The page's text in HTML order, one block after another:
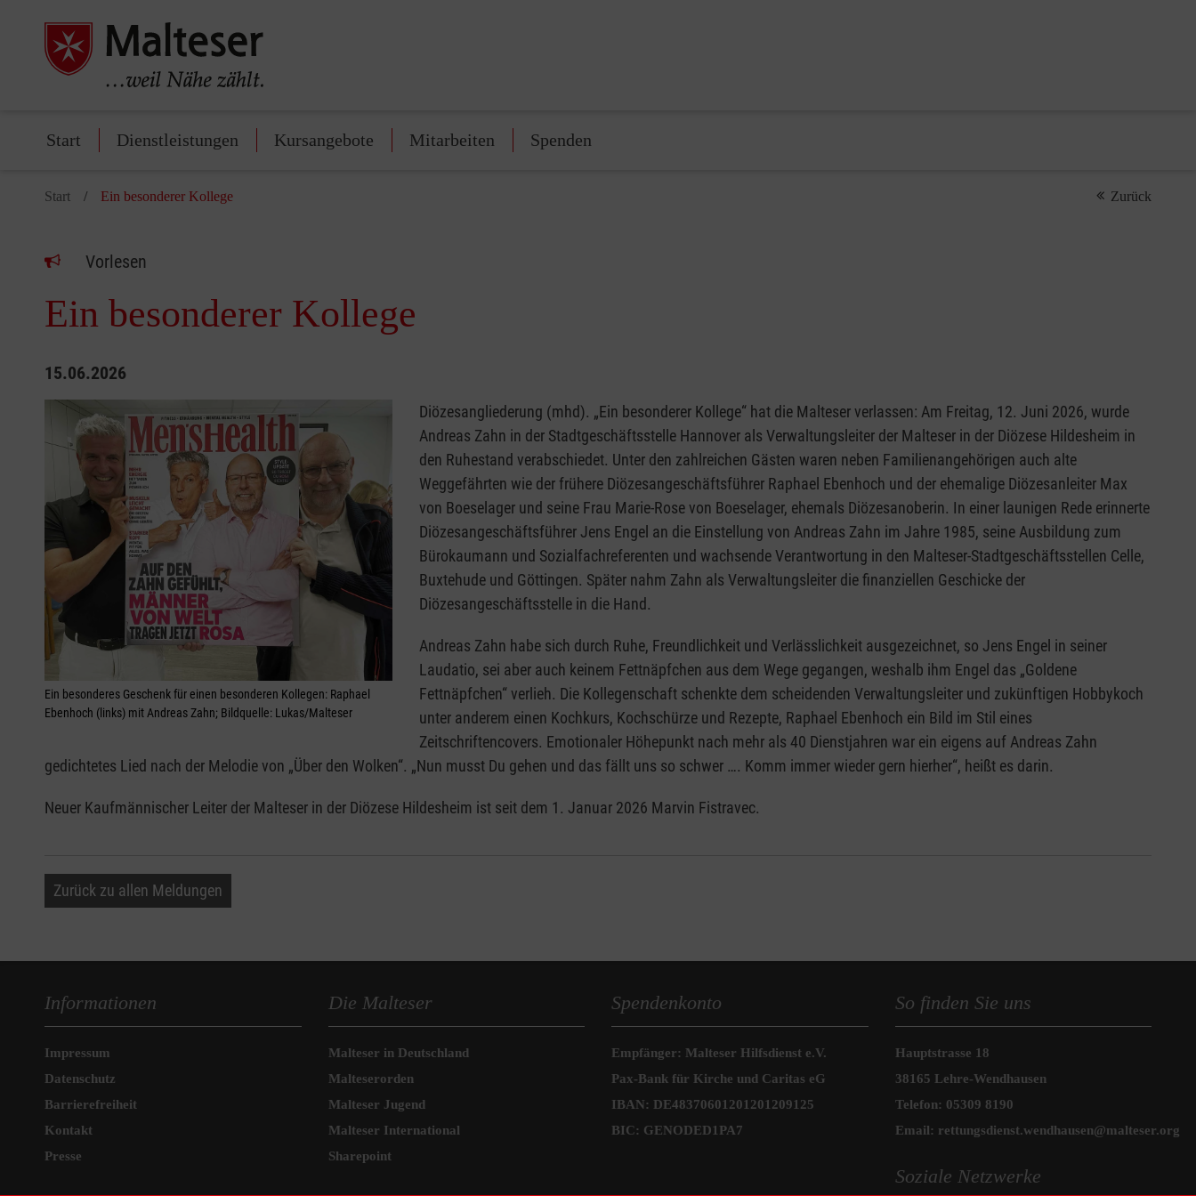
Start Dienstleistungen Kursangebote Mitarbeiten Spenden
Start Ein besonderer Kollege Zurück
Vorlesen
Ein besonderer Kollege
15.06.2026
Ein besonderes Geschenk für einen besonderen Kollegen: Raphael
Ebenhoch (links) mit Andreas Zahn; Bildquelle: Lukas/Malteser
Diözesangliederung (mhd). „Ein besonderer Kollege“ hat die Malteser verlassen: Am Freitag, 12. Juni 2026, wurde
Andreas Zahn in der Stadtgeschäftsstelle Hannover als Verwaltungsleiter der Malteser in der Diözese Hildesheim in
den Ruhestand verabschiedet. Unter den zahlreichen Gästen waren neben Familienangehörigen auch alte
Weggefährten wie der frühere Diözesangeschäftsführer Raphael Ebenhoch und der ehemalige Diözesanleiter Max
von Boeselager und seine Frau Marie-Rose von Boeselager, ehemals Diözesanoberin. In einer launigen Rede erinnerte
Diözesangeschäftsführer Jens Engel an die Einstellung von Andreas Zahn im Jahre 1985, seine Ausbildung zum
Bürokaumann und Sozialfachreferenten und wachsende Verantwortung in den Malteser-Stadtgeschäftsstellen Celle,
Buxtehude und Göttingen. Später nahm Zahn als Verwaltungsleiter die finanziellen Geschicke der
Diözesangeschäftsstelle in die Hand.
Andreas Zahn habe sich durch Ruhe, Freundlichkeit und Verlässlichkeit ausgezeichnet, so Jens Engel in seiner
Laudatio, sei aber auch keinem Fettnäpfchen aus dem Wege gegangen, weshalb ihm Engel das „Goldene
Fettnäpfchen“ verlieh. Die Kollegenschaft schenkte dem scheidenden Verwaltungsleiter und zukünftigen Hobbykoch
unter anderem einen Kochkurs, Kochschürze und Rezepte, Raphael Ebenhoch ein Bild im Stil eines
Zeitschriftencovers. Emotionaler Höhepunkt nach mehr als 40 Dienstjahren war ein eigens auf Andreas Zahn
gedichtetes Lied nach der Melodie von „Über den Wolken“. „Nun musst Du gehen und das fällt uns so schwer …. Komm immer wieder gern hierher“, heißt es darin.
Neuer Kaufmännischer Leiter der Malteser in der Diözese Hildesheim ist seit dem 1. Januar 2026 Marvin Fistravec.
Zurück zu allen Meldungen
Informationen
Impressum
Datenschutz
Barrierefreiheit
Kontakt
Presse
Die Malteser
Malteser in Deutschland
Malteserorden
Malteser Jugend
Malteser International
Sharepoint
Spendenkonto
Empfänger: Malteser Hilfsdienst e.V.
Pax-Bank für Kirche und Caritas eG
IBAN: DE48370601201201209125
BIC: GENODED1PA7
So finden Sie uns
Hauptstrasse 18
38165 Lehre-Wendhausen
Telefon: 05309 8190
Email: rettungsdienst.wendhausen@malteser.org
Soziale Netzwerke